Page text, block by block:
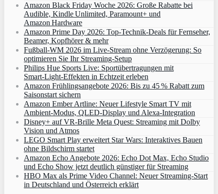
Amazon Black Friday Woche 2026: Große Rabatte bei
Audible, Kindle Unlimited, Paramount+ und
Amazon Hardware
Amazon Prime Day 2026: Top-Technik-Deals für Fernseher,
Beamer, Kopfhörer & mehr
Fußball-WM 2026 im Live-Stream ohne Verzögerung: So
optimieren Sie Ihr Streaming-Setup
Philips Hue Sports Live: Sportübertragungen mit
Smart‑Light‑Effekten in Echtzeit erleben
Amazon Frühlingsangebote 2026: Bis zu 45 % Rabatt zum
Saisonstart sichern
Amazon Ember Artline: Neuer Lifestyle Smart TV mit
Ambient‑Modus, QLED‑Display und Alexa‑Integration
Disney+ auf VR-Brille Meta Quest: Streaming mit Dolby
Vision und Atmos
LEGO Smart Play erweitert Star Wars: Interaktives Bauen
ohne Bildschirm startet
Amazon Echo Angebote 2026: Echo Dot Max, Echo Studio
und Echo Show jetzt deutlich günstiger für Streaming
HBO Max als Prime Video Channel: Neuer Streaming‑Start
in Deutschland und Österreich erklärt